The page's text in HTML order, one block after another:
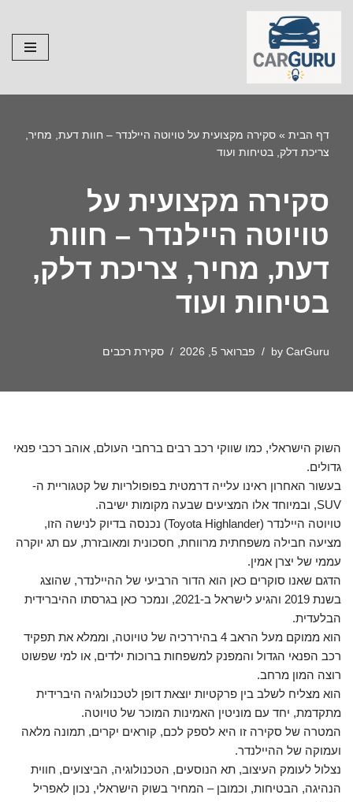
Skip
to
content
דף הבית » סקירה מקצועית על טויוטה היילנדר – חוות דעת, מחיר,
צריכת דלק, בטיחות ועוד
סקירה מקצועית על
טויוטה היילנדר – חוות
דעת, מחיר, צריכת דלק,
בטיחות ועוד
by CarGuru פברואר 5, 2026 סקירת רכבים
השוק הישראלי, כמו שווקי רכב רבים ברחבי העולם, אוהב רכבי פנאי
גדולים.
בעשור האחרון ראינו עלייה דרמטית בפופולריות של קטגוריית ה-
SUV, ובמיוחד אלו המציעים שבעה מקומות ישיבה.
טויוטה היילנדר (Toyota Highlander) נכנסה בדיוק לנישה הזו,
מציעה חבילה משפחתית מרווחת, חסכונית ומאובזרת, עם תג יוקרה
עממי של יצרן אמין.
הדגם שאנו סוקרים כאן הוא הדור הרביעי של ההיילנדר, שהוצג
בשנת 2019 והגיע לישראל ב-2021, ונמכר כאן בגרסתו ההיברידית
הבלעדית.
הוא ממוקם מעל הראב 4 בהיררכיה של טויוטה, וממלא את תפקיד
רכב הפנאי הגדול והמפנק למשפחות ברוכות ילדים, או למי שפשוט
רוצה המון מרחב.
הוא מצליח לשלב בין פרקטיות יוצאת דופן לטכנולוגיה היברידית
מתקדמת, יחד עם מוניטין האמינות המוכר של טויוטה.
המטרה של סקירה זו היא לספק לכם, קוראים יקרים, תמונה מלאה
ועמוקה של ההיילנדר.
נצלול לעומק העיצוב, תא הנוסעים, הטכנולוגיה, הביצועים, חווית
הנהיגה, הבטיחות, וכמובן – המחיר בשוק הישראלי, נכון לאפריל